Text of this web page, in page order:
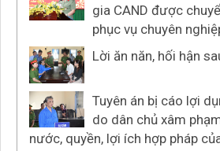
gia CAND được
phục vụ chuyên
Lời ăn năn, hối hận
Tuyên án bị cáo lợi
do dân chủ xâm
nước, quyền, lợi ích hợp pháp